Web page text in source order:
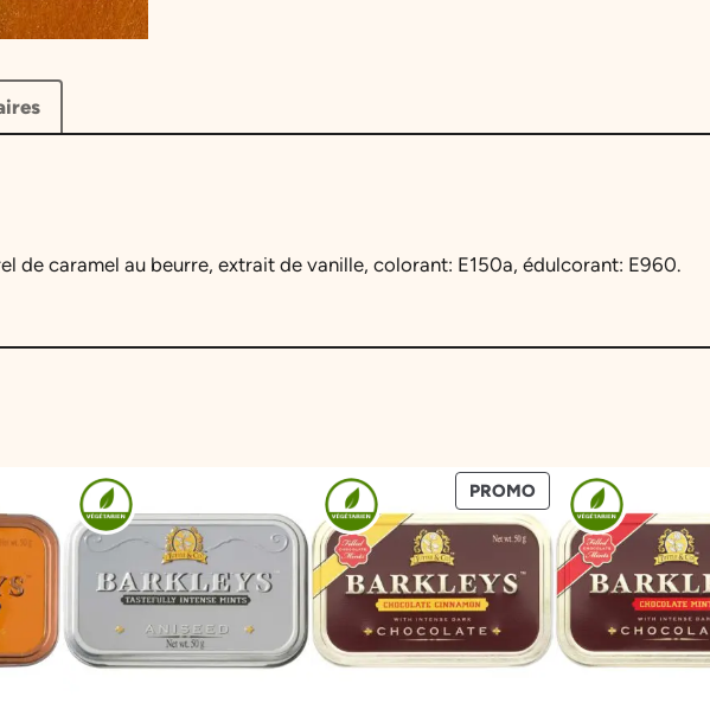
de caramel au beurre, extrait de vanille, colorant: E150a, édulcorant: E960.
PROMOPRODUIT
EN
PROMOTION